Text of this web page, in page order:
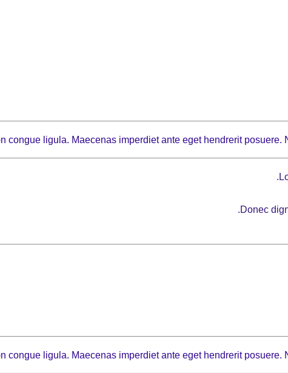
congue ligula. Maecenas imperdiet ante eget hendrerit posuere.
Donec
congue ligula. Maecenas imperdiet ante eget hendrerit posuere.